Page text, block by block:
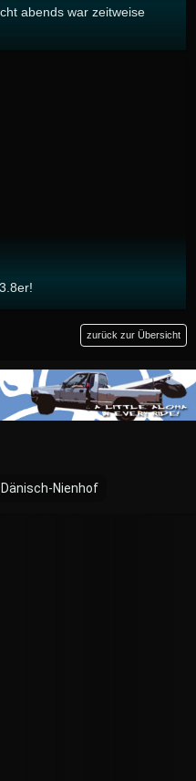
abends war zeitweise
zurück zur Übersicht
Nienhof